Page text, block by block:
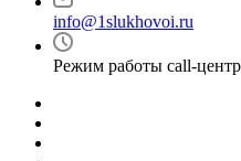
info@1slukhovoi.ru
Режим работы call-